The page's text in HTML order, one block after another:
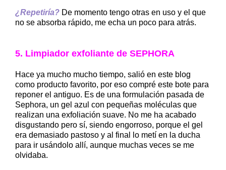
¿Repetiría? De momento tengo otras en uso y el que
no se absorba rápido, me echa un poco para atrás.
5. Limpiador exfoliante de SEPHORA
Hace ya mucho mucho tiempo, salió en este blog
como producto favorito, por eso compré este bote para
reponer el antiguo. Es de una formulación pasada de
Sephora, un gel azul con pequeñas moléculas que
realizan una exfoliación suave. No me ha acabado
disgustando pero sí, siendo engorroso, porque el gel
era demasiado pastoso y al final lo metí en la ducha
para ir usándolo allí, aunque muchas veces se me
olvidaba.